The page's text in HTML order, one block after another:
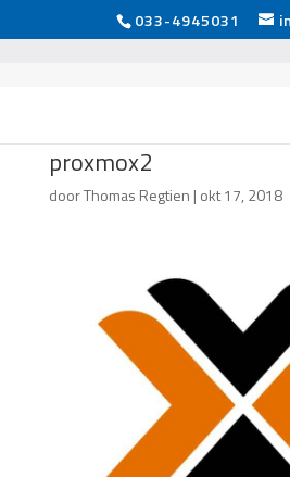
033-4945031
proxmox2
doorThomas Regtien | okt 17, 2018